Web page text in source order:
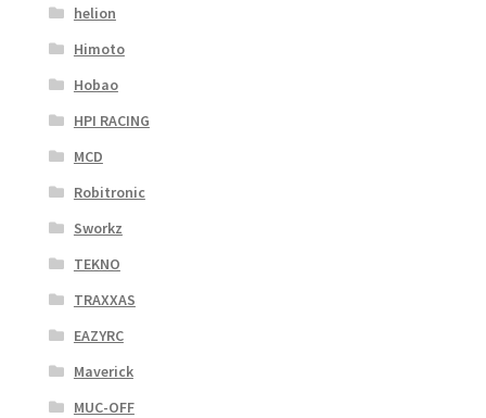
helion
Himoto
Hobao
HPI RACING
MCD
Robitronic
Sworkz
TEKNO
TRAXXAS
EAZYRC
Maverick
MUC-OFF